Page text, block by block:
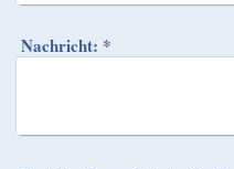
Nachricht: *